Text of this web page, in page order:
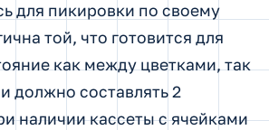
для пикировки по своему
той, что готовится для
как между цветками, так
должно составлять 2
наличии кассеты с ячейками